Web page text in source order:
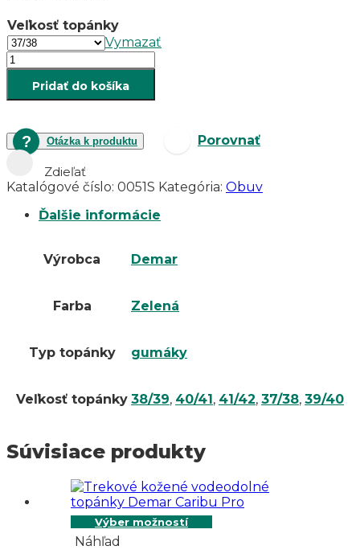
Veľkosť topánky
Vymazať
množstvo
Dámske
tmavo-
zelené
Demar
Rainny
Pridať do košíka
Otázka k produktu Porovnať
Zdieľať
Katalógové číslo: 0051S Kategória: Obuv
Ďalšie informácie
Výrobca Demar
Farba Zelená
Typ topánky gumáky
Veľkosť topánky 38/39, 40/41, 41/42, 37/38, 39/40
Súvisiace produkty
Výber možností
Náhľad